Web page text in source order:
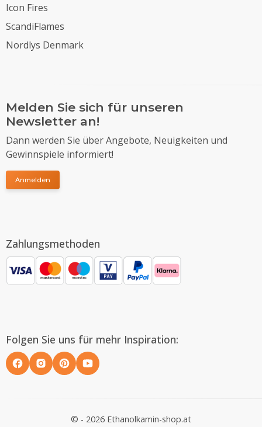
Icon Fires
ScandiFlames
Nordlys Denmark
Melden Sie sich für unseren
Newsletter an!
Dann werden Sie über Angebote, Neuigkeiten und
Gewinnspiele informiert!
Anmelden
Zahlungsmethoden
Folgen Sie uns für mehr Inspiration:
© - 2026 Ethanolkamin-shop.at